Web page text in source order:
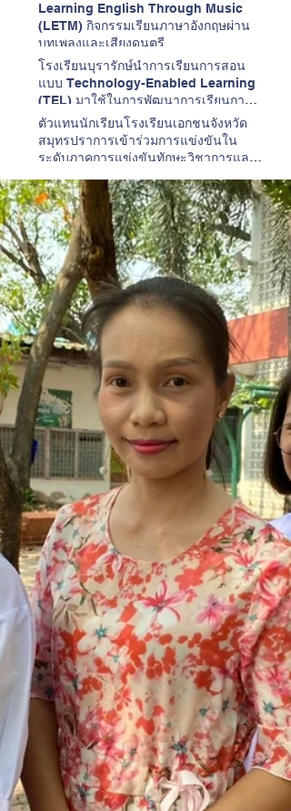
Learning English Through Music
(LETM) กิจกรรมเรียนภาษาอังกฤษผ่าน
บทเพลงและเสียงดนตรี
โรงเรียนบุรารักษ์นำการเรียนการสอน
แบบ Technology-Enabled Learning
(TEL) มาใช้ในการพัฒนาการเรียนการ
สอนวิชาภาษาอังกฤษ
ตัวแทนนักเรียนโรงเรียนเอกชนจังหวัด
สมุทรปราการเข้าร่วมการแข่งขันใน
ระดับภาคการแข่งขันทักษะวิชาการและ